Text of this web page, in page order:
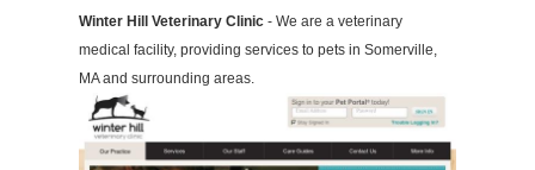
Winter Hill Veterinary Clinic - We are a veterinary
medical facility, providing services to pets in Somerville,
MA and surrounding areas.